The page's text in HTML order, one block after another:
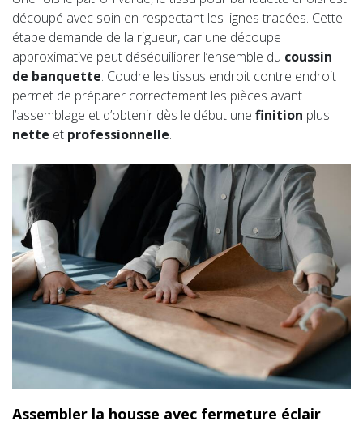
découpé avec soin en respectant les lignes tracées. Cette
étape demande de la rigueur, car une découpe
approximative peut déséquilibrer l’ensemble du coussin
de banquette. Coudre les tissus endroit contre endroit
permet de préparer correctement les pièces avant
l’assemblage et d’obtenir dès le début une finition plus
nette et professionnelle.
Assembler la housse avec fermeture éclair